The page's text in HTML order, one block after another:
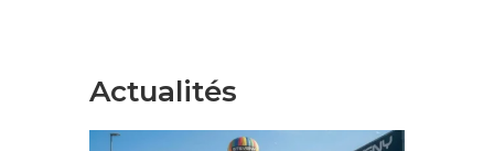
Actualités